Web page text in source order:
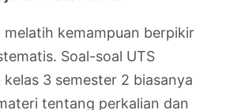
melatih kemampuan berpikir
Soal-soal UTS
3 semester 2 biasanya
tentang perkalian dan